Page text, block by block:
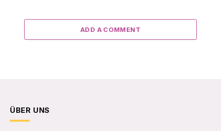
ADD A COMMENT
ÜBER UNS